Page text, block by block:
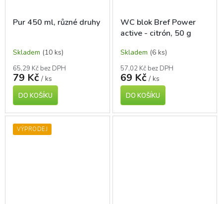
Pur 450 ml, různé druhy
Skladem (10 ks)
65,29 Kč bez DPH
79 Kč / ks
DO KOŠÍKU
WC blok Bref Power
active - citrón, 50 g
Skladem (6 ks)
57,02 Kč bez DPH
69 Kč / ks
DO KOŠÍKU
VÝPRODEJ